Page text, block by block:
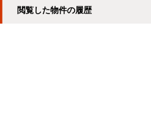
閲覧した物件の履歴